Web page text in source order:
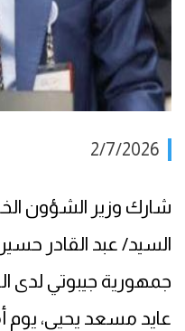
2/7/2026
شارك وزير الشؤون
السيد/ عبد القادر
جمهورية جيبوتي لدى
عايد مسعد يحيى، يوم